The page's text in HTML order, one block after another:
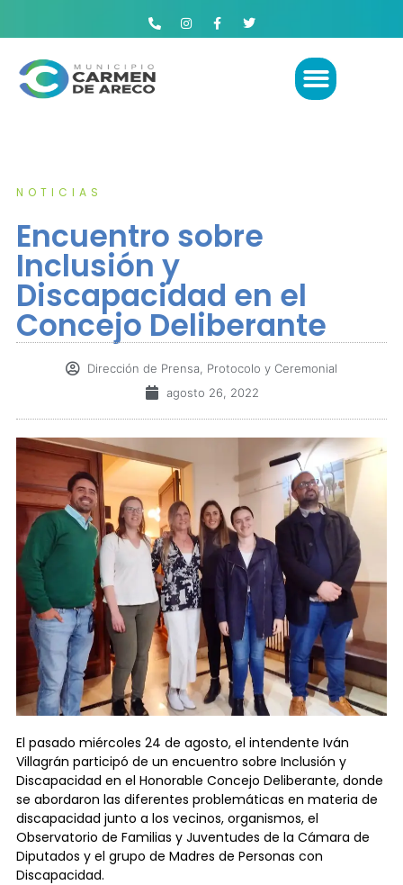
NOTICIAS
Encuentro sobre
Inclusión y
Discapacidad en el
Concejo Deliberante
Dirección de Prensa, Protocolo y Ceremonial
agosto 26, 2022
El pasado miércoles 24 de agosto, el intendente Iván
Villagrán participó de un encuentro sobre Inclusión y
Discapacidad en el Honorable Concejo Deliberante, donde
se abordaron las diferentes problemáticas en materia de
discapacidad junto a los vecinos, organismos, el
Observatorio de Familias y Juventudes de la Cámara de
Diputados y el grupo de Madres de Personas con
Discapacidad.